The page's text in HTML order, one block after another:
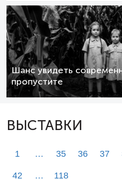
Шанс увидеть
пропустите
ВЫСТАВКИ
1 … 35 36 37
42 … 118